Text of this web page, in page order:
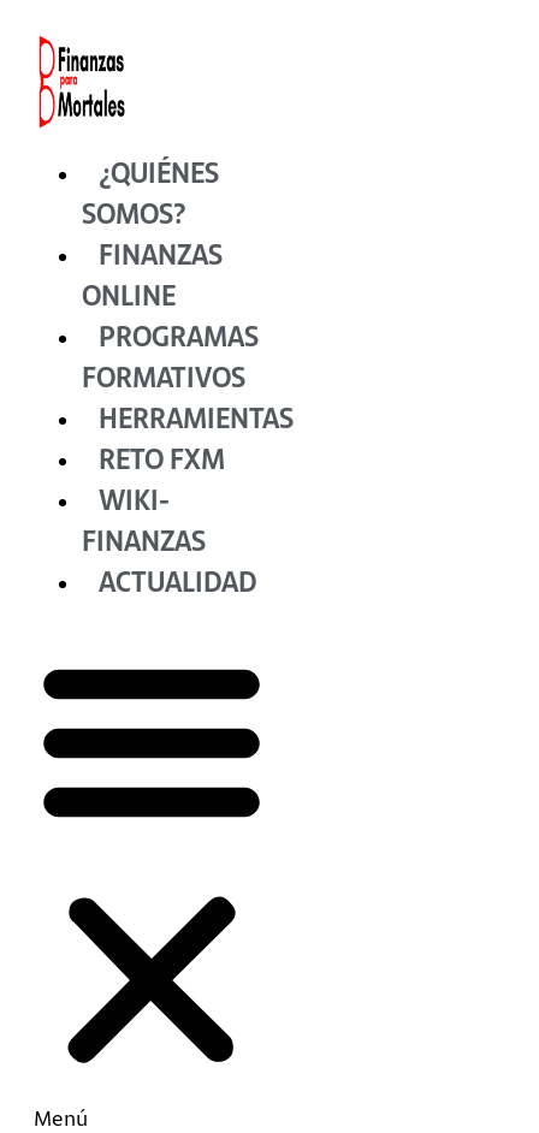
contenido
¿QUIÉNES
SOMOS?
FINANZAS
ONLINE
PROGRAMAS
FORMATIVOS
HERRAMIENTAS
RETO FXM
WIKI-
FINANZAS
ACTUALIDAD
Menú